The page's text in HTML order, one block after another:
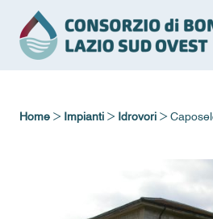
Home > Impianti > Idrovori >